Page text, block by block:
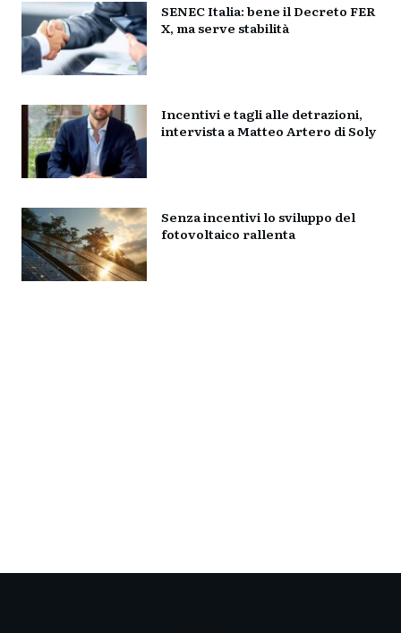
SENEC Italia: bene il Decreto FER
X, ma serve stabilità
Incentivi e tagli alle detrazioni,
intervista a Matteo Artero di Soly
Senza incentivi lo sviluppo del
fotovoltaico rallenta